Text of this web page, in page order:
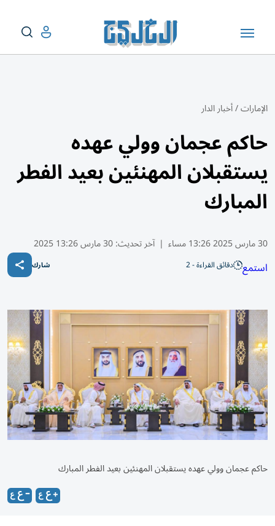
الإمارات/أخبار الدار
حاكم عجمان وولي عهده
يستقبلان المهنئين بعيد الفطر
المبارك
30 مارس 2025 13:26 مساء | آخر تحديث:30 مارس 13:26 2025
استمع دقائق القراءة - 2 شارك
حاكم عجمان وولي عهده يستقبلان المهنئين بعيد الفطر المبارك